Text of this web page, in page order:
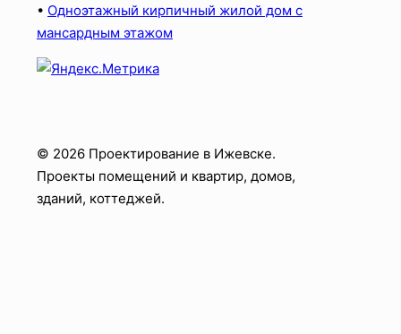
• Одноэтажный кирпичный жилой дом с
мансардным этажом
© 2026 Проектирование в Ижевске.
Проекты помещений и квартир, домов,
зданий, коттеджей.